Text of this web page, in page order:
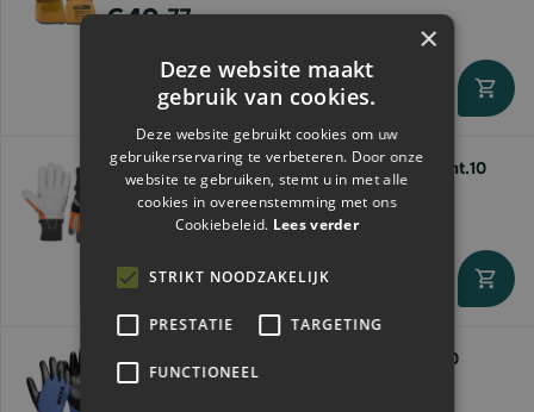
€49,77
Direct leverbaar
Husqvarna Werkhandschoen Functional | mt.10
€27,76
Oxxa Werkhandschoen | X-Pro-Dry 51-300
×
Deze website maakt
gebruik van cookies.
Deze website gebruikt cookies om uw
gebruikerservaring te verbeteren. Door onze
website te gebruiken, stemt u in met alle
cookies in overeenstemming met ons
Cookiebeleid. Lees verder
STRIKT NOODZAKELIJK
PRESTATIE TARGETING
FUNCTIONEEL